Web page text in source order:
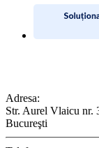
Adresa:
Str. Aurel Vlaicu nr.
Bucureşti